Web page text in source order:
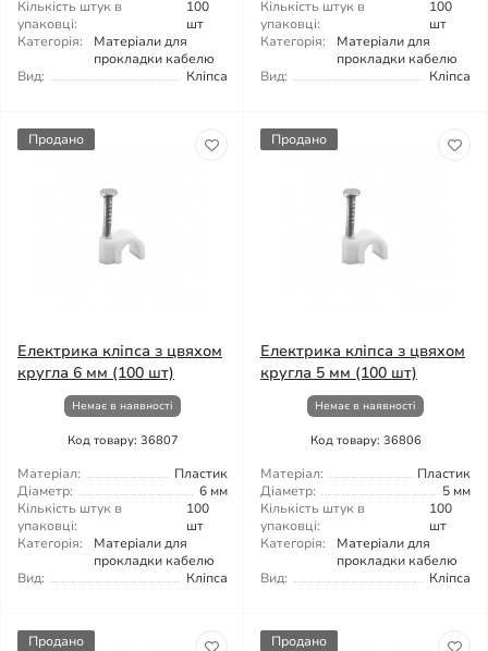
Кількість штук в
упаковці:
100
шт
Категорія:
Матеріали для
прокладки кабелю
Вид:
Кліпса
Кількість штук в
упаковці:
100
шт
Категорія:
Матеріали для
прокладки кабелю
Вид:
Кліпса
Продано
Електрика кліпса з цвяхом
кругла 6 мм (100 шт)
Немає в наявності
Код товару: 36807
Матеріал:
Пластик
Діаметр:
6 мм
Кількість штук в
упаковці:
100
шт
Категорія:
Матеріали для
прокладки кабелю
Вид:
Кліпса
Продано
Електрика кліпса з цвяхом
кругла 5 мм (100 шт)
Немає в наявності
Код товару: 36806
Матеріал:
Пластик
Діаметр:
5 мм
Кількість штук в
упаковці:
100
шт
Категорія:
Матеріали для
прокладки кабелю
Вид:
Кліпса
Продано Продано